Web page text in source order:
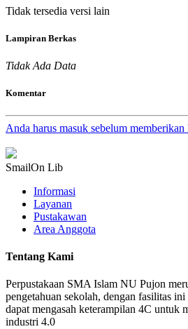
Tidak tersedia versi lain
Lampiran Berkas
Tidak Ada Data
Komentar
Anda harus masuk sebelum memberikan
SmailOn Lib
Informasi
Layanan
Pustakawan
Area Anggota
Tentang Kami
Perpustakaan SMA Islam NU Pujon
pengetahuan sekolah, dengan fasilitas
dapat mengasah keterampilan 4C untuk
industri 4.0